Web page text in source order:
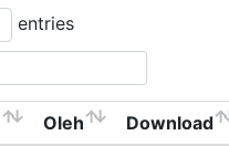
entries
Oleh Download